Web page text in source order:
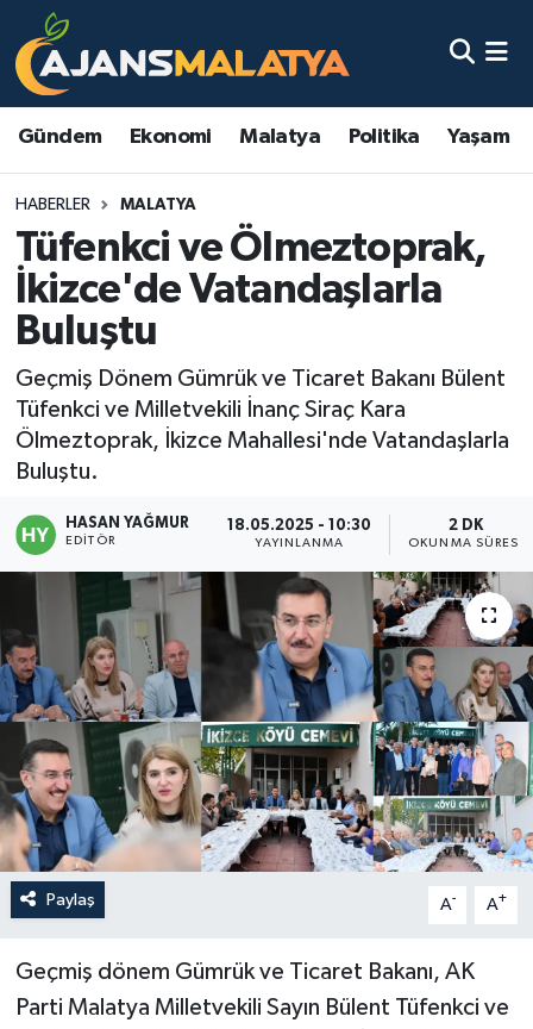
Gündem Ekonomi Malatya Politika Yaşam
HABERLER MALATYA
Tüfenkci ve Ölmeztoprak,
İkizce'de Vatandaşlarla
Buluştu
Geçmiş Dönem Gümrük ve Ticaret Bakanı Bülent
Tüfenkci ve Milletvekili İnanç Siraç Kara
Ölmeztoprak, İkizce Mahallesi'nde Vatandaşlarla
Buluştu.
HASAN YAĞMUR
EDITÖR
18.05.2025 - 10:30
YAYINLANMA
2 DK
OKUNMA SÜRESI
Paylaş A- A+
Geçmiş dönem Gümrük ve Ticaret Bakanı, AK
Parti Malatya Milletvekili Sayın Bülent Tüfenkci ve
Asayiş
Eğitim
Ekonomi
Gündem
Kadın
Kültür & Sanat
Magazin
Politika
Sağlık
Spor
Teknoloji
Yaşam
Malatya Nöbetçi Eczaneler
Malatya Namaz Vakitleri
Malatya Trafik Yoğunluk Haritası
TFF 3.Lig 2.Grup Puan Durumu ve Fikstür
Tüm Manşetler
Son Dakika Haberleri
Haber Arşivi